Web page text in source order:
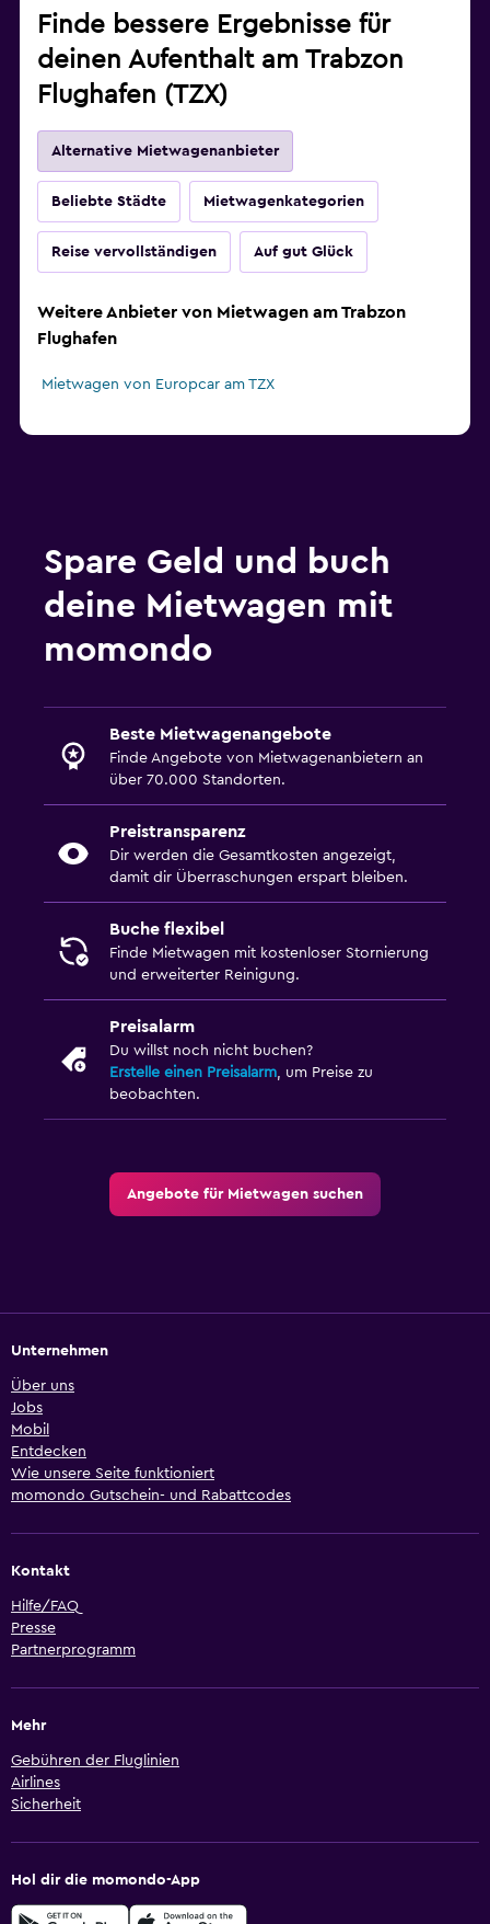
Finde bessere Ergebnisse für
deinen Aufenthalt am Trabzon
Flughafen (TZX)
Alternative Mietwagenanbieter
Beliebte Städte Mietwagenkategorien
Reise vervollständigen Auf gut Glück
Weitere Anbieter von Mietwagen am Trabzon
Flughafen
Mietwagen von Europcar am TZX
Spare Geld und buch
deine Mietwagen mit
momondo
Beste Mietwagenangebote
Finde Angebote von Mietwagenanbietern an
über 70.000 Standorten.
Preistransparenz
Dir werden die Gesamtkosten angezeigt,
damit dir Überraschungen erspart bleiben.
Buche flexibel
Finde Mietwagen mit kostenloser Stornierung
und erweiterter Reinigung.
Preisalarm
Du willst noch nicht buchen?
Erstelle einen Preisalarm, um Preise zu
beobachten.
Angebote für Mietwagen suchen
Unternehmen
Über uns
Jobs
Mobil
Entdecken
Wie unsere Seite funktioniert
momondo Gutschein- und Rabattcodes
Kontakt
Hilfe/FAQ
Presse
Partnerprogramm
Mehr
Gebühren der Fluglinien
Airlines
Sicherheit
Hol dir die momondo-App